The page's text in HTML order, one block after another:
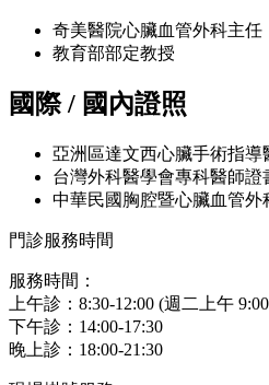
奇美醫院心臟血管外科主任
教育部部定教授
國際 / 國內證照
亞洲區達文西心臟手術指導
台灣外科醫學會專科醫師證
中華民國胸腔暨心臟血管
門診服務時間
服務時間：
上午診：8:30-12:00 (週二上午
下午診：14:00-17:30
晚上診：18:00-21:30